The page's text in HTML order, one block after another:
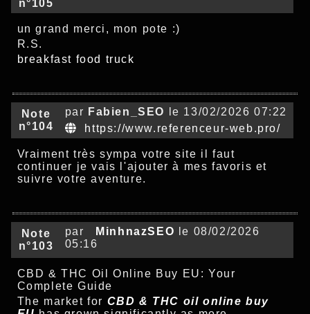
n°105
un grand merci, mon pote :)
R.S.
breakfast food truck
Note
n°104
par Fabien_SEO
le 13/02/2026 07:22
https://www.referenceur-web.pro/
Vraiment très sympa votre site il faut
continuer je vais l'ajouter à mes favoris et
suivre votre aventure.
Note
n°103
par MinhnazSEO
le 08/02/2026
05:16
CBD & THC Oil Online Buy EU: Your
Complete Guide
The market for CBD & THC oil online buy